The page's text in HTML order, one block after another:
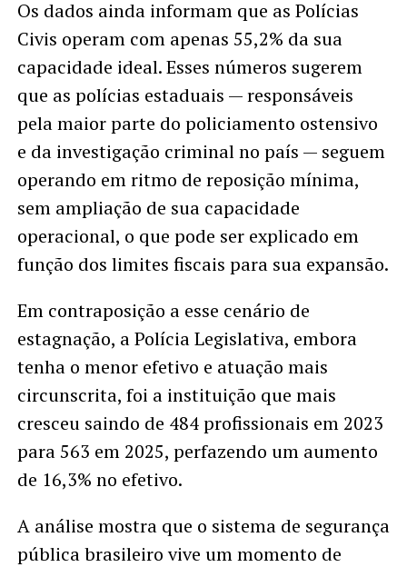
Os dados ainda informam que as Polícias
Civis operam com apenas 55,2% da sua
capacidade ideal. Esses números sugerem
que as polícias estaduais — responsáveis
pela maior parte do policiamento ostensivo
e da investigação criminal no país — seguem
operando em ritmo de reposição mínima,
sem ampliação de sua capacidade
operacional, o que pode ser explicado em
função dos limites fiscais para sua expansão.
Em contraposição a esse cenário de
estagnação, a Polícia Legislativa, embora
tenha o menor efetivo e atuação mais
circunscrita, foi a instituição que mais
cresceu saindo de 484 profissionais em 2023
para 563 em 2025, perfazendo um aumento
de 16,3% no efetivo.
A análise mostra que o sistema de segurança
pública brasileiro vive um momento de